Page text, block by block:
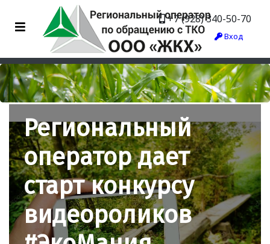
+7 (928) 340-50-70
Вход
Региональный
оператор дает
старт конкурсу
видеороликов